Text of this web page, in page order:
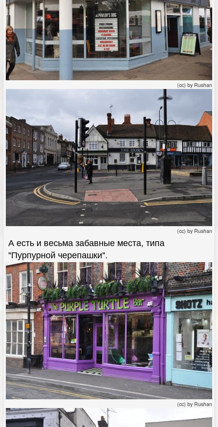
(cc) by Rushan
(cc) by Rushan
А есть и весьма забавные места, типа
"Пурпурной черепашки".
(cc) by Rushan